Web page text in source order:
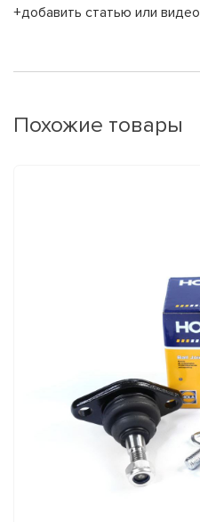
+добавить статью или видео
Похожие товары